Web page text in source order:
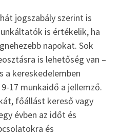
jogszabály szerint is
is értékelik, ha
napokat. Sok
is lehetőség van –
a kereskedelemben
17 munkaidő a jellemző.
főállást kereső vagy
évben az időt és
és